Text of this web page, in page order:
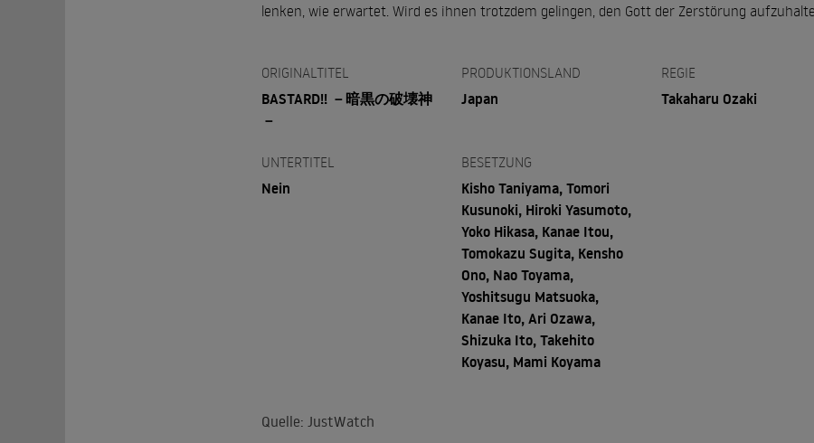
lenken, wie erwartet. Wird es ihnen trotzdem gelingen, den Gott der Zerstörung
ORIGINALTITEL
BASTARD!! －暗黒の破壊神
－
PRODUKTIONSLAND
Japan
REGIE
Takaharu Ozaki
UNTERTITEL
Nein
BESETZUNG
Kisho Taniyama, Tomori
Kusunoki, Hiroki Yasumoto,
Yoko Hikasa, Kanae Itou,
Tomokazu Sugita, Kensho
Ono, Nao Toyama,
Yoshitsugu Matsuoka,
Kanae Ito, Ari Ozawa,
Shizuka Ito, Takehito
Koyasu, Mami Koyama
Quelle: JustWatch